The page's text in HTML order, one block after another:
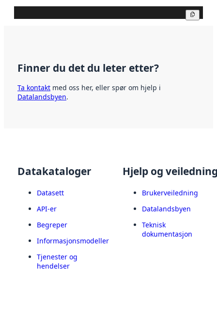
Finner du det du leter etter?
Ta kontakt med oss her, eller spør om hjelp i
Datalandsbyen.
Datakataloger
Datasett
API-er
Begreper
Informasjonsmodeller
Tjenester og
hendelser
Hjelp og
Brukerveiledning
Datalandsbyen
Teknisk
dokumentasjon